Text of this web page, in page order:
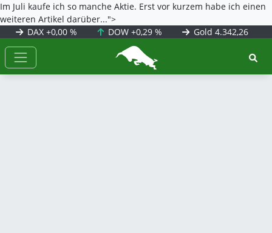
Im Juli kaufe ich so manche Aktie. Erst vor kurzem habe ich einen
weiteren Artikel darüber...">
DAX +0,00 % DOW+0,29 % Gold 4.342,26
BörsenNEWS.de